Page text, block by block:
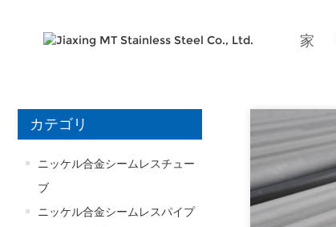
家
カテゴリ
ニッケル合金シームレスチュー
ブ
ニッケル合金シームレスパイプ